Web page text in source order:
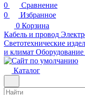
0
Сравнение
0
Избранное
0 Корзина
Кабель и провод
Светотехнические
и климат Оборудование
Каталог